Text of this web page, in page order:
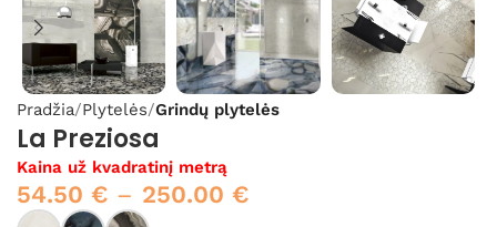
Pradžia Plytelės Grindų plytelės
La Preziosa
Kaina už kvadratinį metrą
54.50 € – 250.00 €